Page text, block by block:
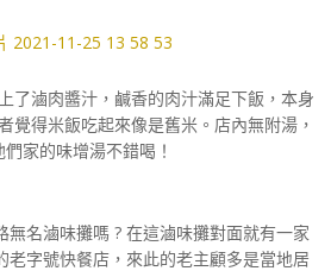
了滷肉醬汁，鹹香的肉汁滿足下飯，本身
覺得米飯吃起來像是舊米。店內無附湯，
家的味增湯不錯喝！
無名滷味攤嗎 ? 在這滷味攤對面就有一家
老字號快餐店，來此的老主顧多是當地居